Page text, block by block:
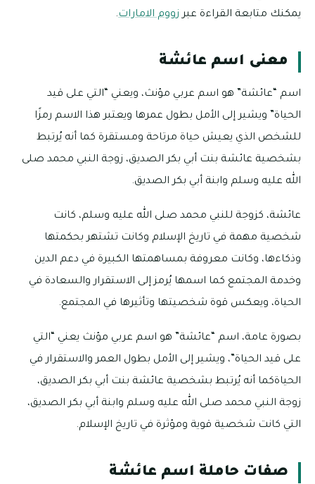
يمكنك متابعة القراءة عبر زووم الامارات.
معنى اسم عائشة
اسم “عائشة” هو اسم عربي مؤنث، ويعني “التي على قيد
الحياة” ويشير إلى الأمل بطول عمرها ويعتبر هذا الاسم رمزًا
للشخص الذي يعيش حياة مرتاحة ومستقرة كما أنه يُرتبط
بشخصية عائشة بنت أبي بكر الصديق، زوجة النبي محمد صلى
الله عليه وسلم وابنة أبي بكر الصديق.
عائشة، كزوجة للنبي محمد صلى الله عليه وسلم، كانت
شخصية مهمة في تاريخ الإسلام وكانت تشتهر بحكمتها
وذكاءها، وكانت معروفة بمساهمتها الكبيرة في دعم الدين
وخدمة المجتمع كما اسمها يُرمز إلى الاستقرار والسعادة في
الحياة، ويعكس قوة شخصيتها وتأثيرها في المجتمع.
بصورة عامة، اسم “عائشة” هو اسم عربي مؤنث يعني “التي
على قيد الحياة”، ويشير إلى الأمل بطول العمر والاستقرار في
الحياةكما أنه يُرتبط بشخصية عائشة بنت أبي بكر الصديق،
زوجة النبي محمد صلى الله عليه وسلم وابنة أبي بكر الصديق،
التي كانت شخصية قوية ومؤثرة في تاريخ الإسلام.
صفات حاملة اسم عائشة